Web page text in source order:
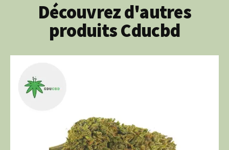
Découvrez d'autres
produits Cducbd